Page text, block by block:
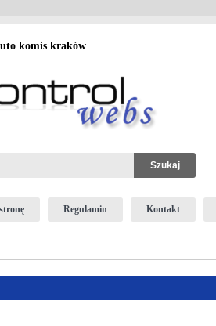
komis kraków
Regulamin Kontakt